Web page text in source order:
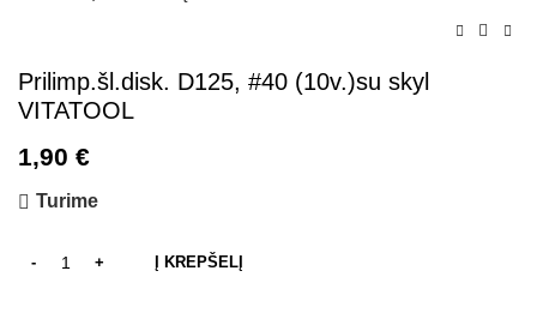
Prilimp.šl.disk. D125, #40 (10v.)su skyl
VITATOOL
1,90 €
Turime
Į KREPŠELĮ